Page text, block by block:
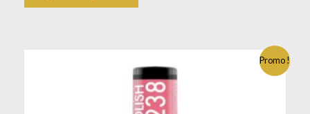
Promo !